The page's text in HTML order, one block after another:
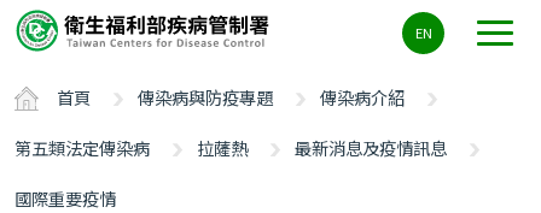
要
容
ALT+C
EN
首頁 傳染病與防疫專題
傳染病介紹
第五類法定傳染病
拉薩熱
最新消息及疫情訊息
國際重要疫情